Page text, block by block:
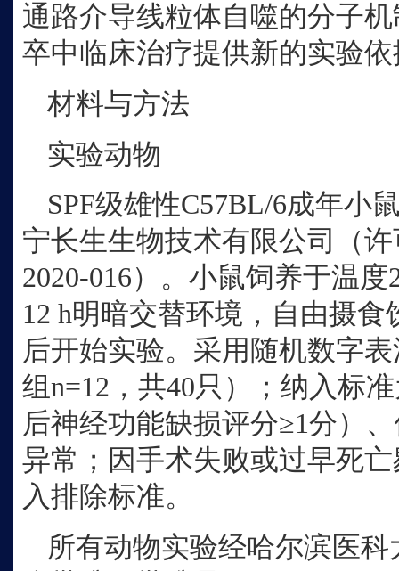
通路介导线粒体自噬的分子
卒中临床治疗提供新的实验
材料与方法
实验动物
SPF级雄性C57BL/6成年小
宁长生生物技术有限公司（
2020-016）。小鼠饲养于温
12 h明暗交替环境，自由摄
后开始实验。采用随机数字
组n=12，共40只）；纳入标
后神经功能缺损评分≥1分）
异常；因手术失败或过早死
入排除标准。
所有动物实验经哈尔滨医